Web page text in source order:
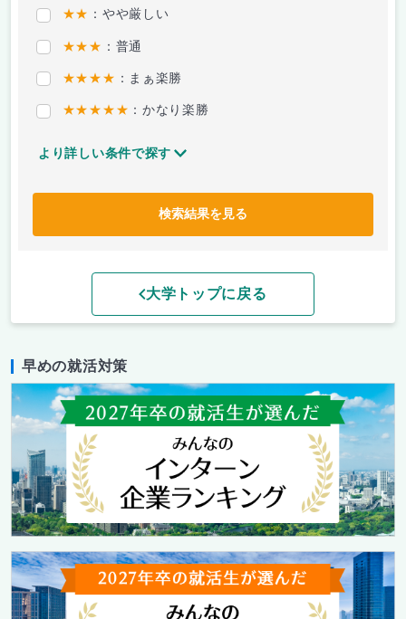
★★ ：やや厳しい
★★★ ：普通
★★★★ ：まぁ楽勝
★★★★★ ：かなり楽勝
より詳しい条件で探す
検索結果を見る
大学トップに戻る
早めの就活対策